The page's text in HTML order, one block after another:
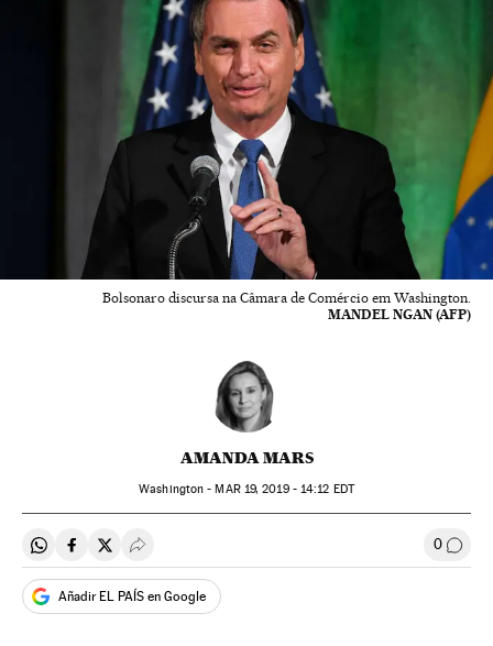
Bolsonaro discursa na Câmara de Comércio em Washington.
MANDEL NGAN (AFP)
AMANDA MARS
Washington - MAR19, 2019 - 14:12 EDT
Compartir en Whatsapp
Compartir en Facebook
Compartir en Twitter
Desplegar Redes Sociales 0
Añadir EL PAÍS en Google